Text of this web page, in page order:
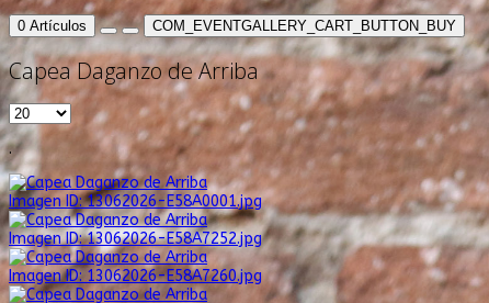
0 Artículos COM_EVENTGALLERY_CART_BUTTON_BUY
Capea Daganzo de Arriba
.
Imagen ID: 13062026-E58A0001.jpg
Imagen ID: 13062026-E58A7252.jpg
Imagen ID: 13062026-E58A7260.jpg